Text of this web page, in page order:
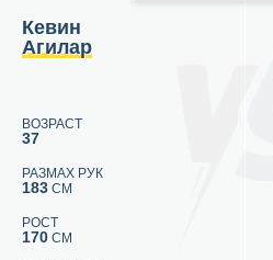
Кевин
Агилар
ВОЗРАСТ
37
РАЗМАХ РУК
183 СМ
РОСТ
170 СМ